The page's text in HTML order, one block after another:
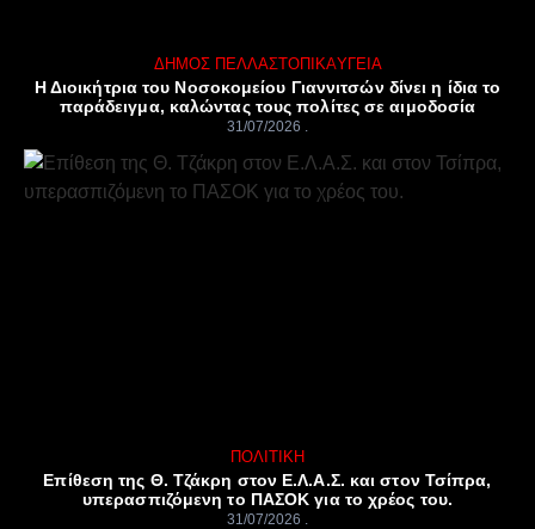
ΔΉΜΟΣ ΠΈΛΛΑΣΤΟΠΙΚΆΥΓΕΊΑ
Η Διοικήτρια του Νοσοκομείου Γιαννιτσών δίνει η ίδια το
παράδειγμα, καλώντας τους πολίτες σε αιμοδοσία
31/07/2026
ΠΟΛΙΤΙΚΉ
Επίθεση της Θ. Τζάκρη στον Ε.Λ.Α.Σ. και στον Τσίπρα,
υπερασπιζόμενη το ΠΑΣΟΚ για το χρέος του.
31/07/2026